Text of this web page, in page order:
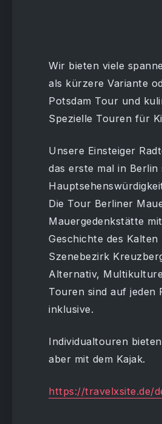
Wir bieten viele
als kürzere Variante
Potsdam Tour und
Spezielle Touren für
Unsere Einsteiger
das erste mal in
Die Tour Berliner
Mauergedenkstätte
Geschichte des
Szenebezirk
Alternativ,
Touren sind auf
inklusive.
Individualtouren
aber mit dem Kajak.
https://travelxsite.de/